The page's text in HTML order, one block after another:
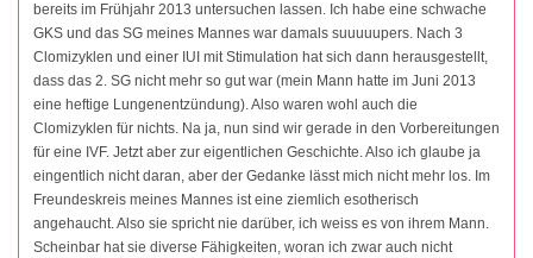
bereits im Frühjahr 2013 untersuchen lassen. Ich habe eine schwache
GKS und das SG meines Mannes war damals suuuuupers. Nach 3
Clomizyklen und einer IUI mit Stimulation hat sich dann herausgestellt,
dass das 2. SG nicht mehr so gut war (mein Mann hatte im Juni 2013
eine heftige Lungenentzündung). Also waren wohl auch die
Clomizyklen für nichts. Na ja, nun sind wir gerade in den Vorbereitungen
für eine IVF. Jetzt aber zur eigentlichen Geschichte. Also ich glaube ja
eingentlich nicht daran, aber der Gedanke lässt mich nicht mehr los. Im
Freundeskreis meines Mannes ist eine ziemlich esotherisch
angehaucht. Also sie spricht nie darüber, ich weiss es von ihrem Mann.
Scheinbar hat sie diverse Fähigkeiten, woran ich zwar auch nicht